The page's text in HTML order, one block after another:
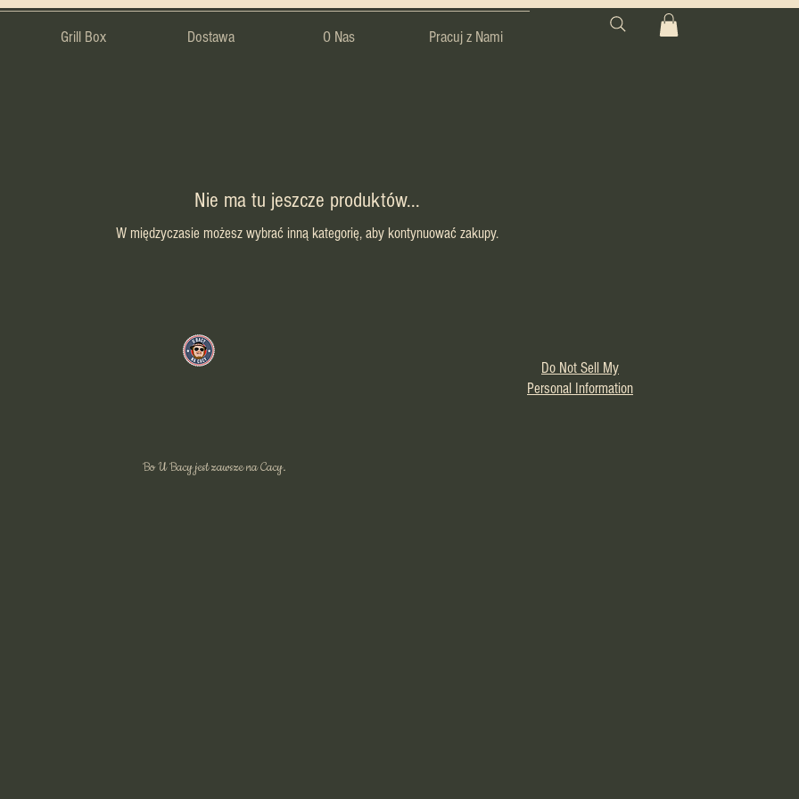
Grill Box Dostawa O Nas Pracuj z Nami
Nie ma tu jeszcze produktów...
W międzyczasie możesz wybrać inną kategorię, aby kontynuować zakupy.
Do Not Sell My
Personal Information
Bo U Bacy jest zawsze na Cacy.